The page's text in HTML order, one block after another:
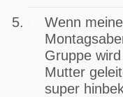
Wenn
Gruppe
Mutter
super